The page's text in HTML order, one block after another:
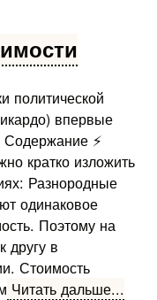
политической
впервые
⚡
кратко изло­жить
Разнородные
одинаковое
Поэтому на
другу в
Стоимость
Читать дальше...